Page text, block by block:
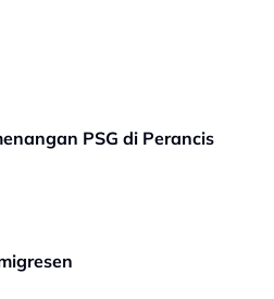
PSG di Perancis